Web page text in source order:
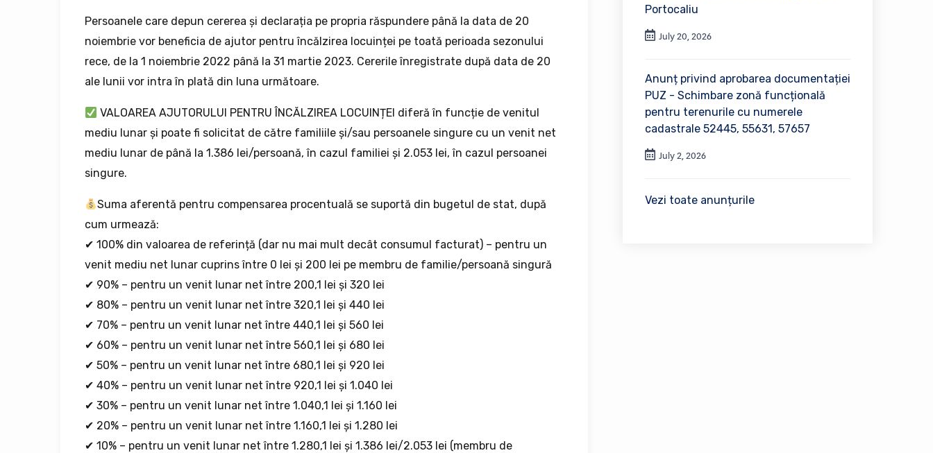
Persoanele care depun cererea și declarația pe propria răspundere până la data de 20
noiembrie vor beneficia de ajutor pentru încălzirea locuinței pe toată perioada sezonului
rece, de la 1 noiembrie 2022 până la 31 martie 2023. Cererile înregistrate după data de 20
ale lunii vor intra în plată din luna următoare.
VALOAREA AJUTORULUI PENTRU ÎNCĂLZIREA LOCUINȚEI diferă în funcție de venitul
mediu lunar și poate fi solicitat de către familiile și/sau persoanele singure cu un venit net
mediu lunar de până la 1.386 lei/persoană, în cazul familiei și 2.053 lei, în cazul persoanei
singure.
Suma aferentă pentru compensarea procentuală se suportă din bugetul de stat, după
cum urmează:
✔ 100% din valoarea de referință (dar nu mai mult decât consumul facturat) – pentru un
venit mediu net lunar cuprins între 0 lei și 200 lei pe membru de familie/persoană singură
✔ 90% – pentru un venit lunar net între 200,1 lei și 320 lei
✔ 80% – pentru un venit lunar net între 320,1 lei și 440 lei
✔ 70% – pentru un venit lunar net între 440,1 lei și 560 lei
✔ 60% – pentru un venit lunar net între 560,1 lei și 680 lei
✔ 50% – pentru un venit lunar net între 680,1 lei și 920 lei
✔ 40% – pentru un venit lunar net între 920,1 lei și 1.040 lei
✔ 30% – pentru un venit lunar net între 1.040,1 lei și 1.160 lei
✔ 20% – pentru un venit lunar net între 1.160,1 lei și 1.280 lei
✔ 10% – pentru un venit lunar net între 1.280,1 lei și 1.386 lei/2.053 lei (membru de
Portocaliu
July 20, 2026
Anunț privind aprobarea documentației
PUZ - Schimbare zonă funcțională
pentru terenurile cu numerele
cadastrale 52445, 55631, 57657
July 2, 2026
Vezi toate anunțurile